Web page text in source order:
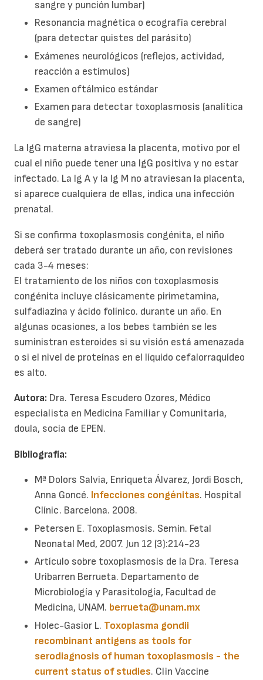
sangre y punción lumbar)
Resonancia magnética o ecografía cerebral
(para detectar quistes del parásito)
Exámenes neurológicos (reflejos, actividad,
reacción a estímulos)
Examen oftálmico estándar
Examen para detectar toxoplasmosis (analítica
de sangre)
La IgG materna atraviesa la placenta, motivo por el
cual el niño puede tener una IgG positiva y no estar
infectado. La Ig A y la Ig M no atraviesan la placenta,
si aparece cualquiera de ellas, indica una infección
prenatal.
Si se confirma toxoplasmosis congénita, el niño
deberá ser tratado durante un año, con revisiones
cada 3-4 meses:
El tratamiento de los niños con toxoplasmosis
congénita incluye clásicamente pirimetamina,
sulfadiazina y ácido folínico. durante un año. En
algunas ocasiones, a los bebes también se les
suministran esteroides si su visión está amenazada
o si el nivel de proteínas en el líquido cefalorraquídeo
es alto.
Autora: Dra. Teresa Escudero Ozores, Médico
especialista en Medicina Familiar y Comunitaria,
doula, socia de EPEN.
Bibliografía:
Mª Dolors Salvia, Enriqueta Álvarez, Jordi Bosch,
Anna Goncé. Infecciones congénitas. Hospital
Clínic. Barcelona. 2008.
Petersen E. Toxoplasmosis. Semin. Fetal
Neonatal Med, 2007. Jun 12 (3):214-23
Artículo sobre toxoplasmosis de la Dra. Teresa
Uribarren Berrueta. Departamento de
Microbiología y Parasitología, Facultad de
Medicina, UNAM. berrueta@unam.mx
Holec-Gasior L. Toxoplasma gondii
recombinant antigens as tools for
serodiagnosis of human toxoplasmosis - the
current status of studies. Clin Vaccine